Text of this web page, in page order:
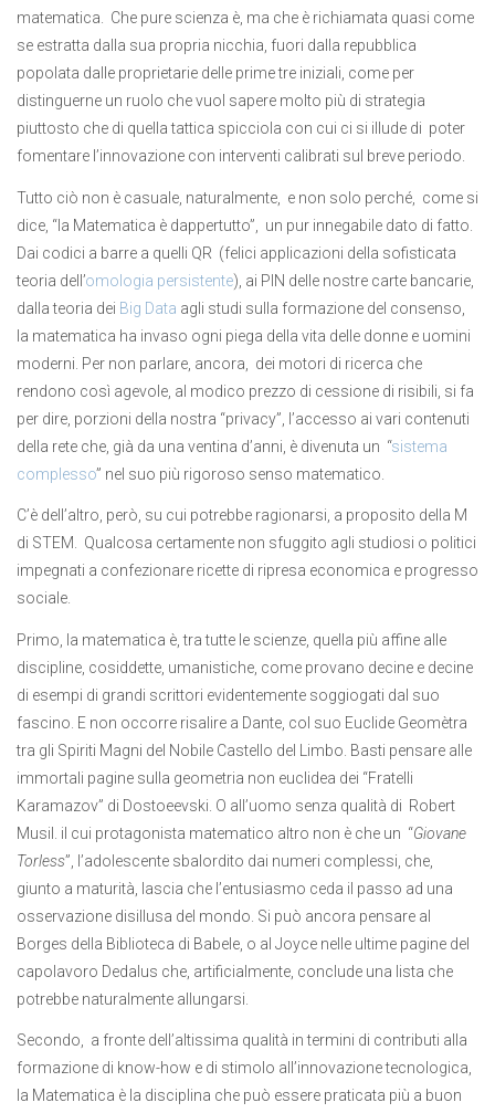
matematica. Che pure scienza è, ma che è richiamata quasi come
se estratta dalla sua propria nicchia, fuori dalla repubblica
popolata dalle proprietarie delle prime tre iniziali, come per
distinguerne un ruolo che vuol sapere molto più di strategia
piuttosto che di quella tattica spicciola con cui ci si illude di poter
fomentare l’innovazione con interventi calibrati sul breve periodo.
Tutto ciò non è casuale, naturalmente, e non solo perché, come si
dice, “la Matematica è dappertutto”, un pur innegabile dato di fatto.
Dai codici a barre a quelli QR (felici applicazioni della sofisticata
teoria dell’omologia persistente), ai PIN delle nostre carte bancarie,
dalla teoria dei Big Data agli studi sulla formazione del consenso,
la matematica ha invaso ogni piega della vita delle donne e uomini
moderni. Per non parlare, ancora, dei motori di ricerca che
rendono così agevole, al modico prezzo di cessione di risibili, si fa
per dire, porzioni della nostra “privacy”, l’accesso ai vari contenuti
della rete che, già da una ventina d’anni, è divenuta un “sistema
complesso” nel suo più rigoroso senso matematico.
C’è dell’altro, però, su cui potrebbe ragionarsi, a proposito della M
di STEM. Qualcosa certamente non sfuggito agli studiosi o politici
impegnati a confezionare ricette di ripresa economica e progresso
sociale.
Primo, la matematica è, tra tutte le scienze, quella più affine alle
discipline, cosiddette, umanistiche, come provano decine e decine
di esempi di grandi scrittori evidentemente soggiogati dal suo
fascino. E non occorre risalire a Dante, col suo Euclide Geomètra
tra gli Spiriti Magni del Nobile Castello del Limbo. Basti pensare alle
immortali pagine sulla geometria non euclidea dei “Fratelli
Karamazov” di Dostoeevski. O all’uomo senza qualità di Robert
Musil. il cui protagonista matematico altro non è che un “Giovane
Torless”, l’adolescente sbalordito dai numeri complessi, che,
giunto a maturità, lascia che l’entusiasmo ceda il passo ad una
osservazione disillusa del mondo. Si può ancora pensare al
Borges della Biblioteca di Babele, o al Joyce nelle ultime pagine del
capolavoro Dedalus che, artificialmente, conclude una lista che
potrebbe naturalmente allungarsi.
Secondo, a fronte dell’altissima qualità in termini di contributi alla
formazione di know-how e di stimolo all’innovazione tecnologica,
la Matematica è la disciplina che può essere praticata più a buon